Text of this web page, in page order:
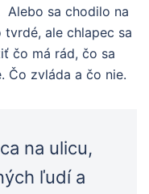
Alebo sa chodilo na
ale chlapec sa
čo má rád, čo sa
Čo zvláda a čo nie.
na ulicu,
ľudí a